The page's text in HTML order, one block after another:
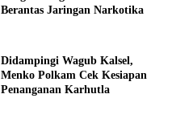
Berantas Jaringan Narkotika
Didampingi Wagub Kalsel,
Menko Polkam Cek Kesiapan
Penanganan Karhutla